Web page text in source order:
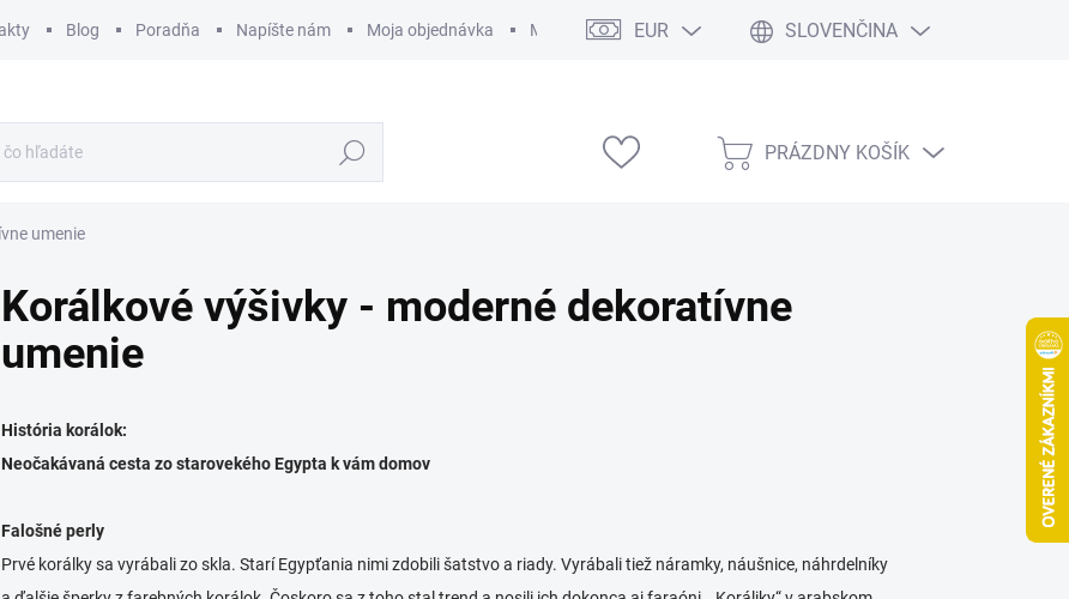
Blog Poradňa Napíšte nám Moja objednávka Modelárske výstavy
EUR SLOVENČINA
Hľadať
NÁKUPNÝ
PRÁZDNY KOŠÍK
umenie
Korálkové výšivky - moderné dekoratívne
umenie
História korálok:
Neočakávaná cesta zo starovekého Egypta k vám domov
Falošné perly
Prvé korálky sa vyrábali zo skla. Starí Egypťania nimi zdobili šatstvo a riady. Vyrábali tiež náramky, náušnice, náhrdelníky